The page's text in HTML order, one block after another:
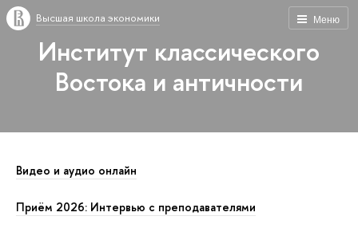
Меню
Высшая школа экономики
Институт классического
Востока и античности
Видео и аудио онлайн
Приём 2026: Интервью с преподавателями